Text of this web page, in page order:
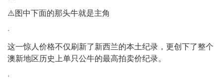
⚠️图中下面的那头牛就是主角
·
这一惊人价格不仅刷新了新西兰的本土纪录，更创下了整个
澳新地区历史上单只公牛的最高拍卖价纪录。
·